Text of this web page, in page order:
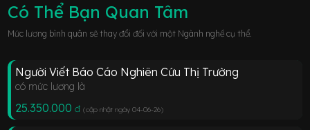
Có Thể Bạn Quan Tâm
Mức lương bình quân sẽ thay đổi đối với một Ngành nghề cụ thể.
Người Viết Báo Cáo Nghiên Cứu Thị Trường
có mức lương là
25.350.000 đ (cập nhật ngày 04-06-26)